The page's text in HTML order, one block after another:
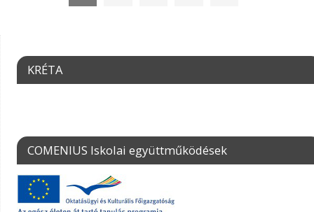
KRÉTA
COMENIUS Iskolai együttműködések